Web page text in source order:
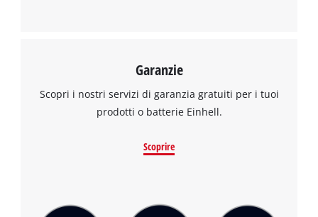
Abbiamo bisogno del vostro permesso
per caricare Google Maps!
to trackers that are not disclosed to the
Powered by
Usercentrics Consent
Garanzie
Scopri i nostri servizi di garanzia gratuiti per i tuoi
prodotti o batterie Einhell.
Scoprire